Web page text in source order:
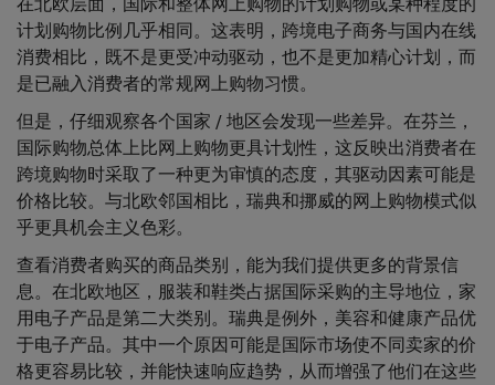
计划购物比例几乎相同。这表明，跨境电子商务与国内在线
消费相比，既不是更受冲动驱动，也不是更加精心计划，而
是已融入消费者的常规网上购物习惯。
但是，仔细观察各个国家 / 地区会发现一些差异。在芬兰，
国际购物总体上比网上购物更具计划性，这反映出消费者在
跨境购物时采取了一种更为审慎的态度，其驱动因素可能是
价格比较。与北欧邻国相比，瑞典和挪威的网上购物模式似
乎更具机会主义色彩。
查看消费者购买的商品类别，能为我们提供更多的背景信
息。在北欧地区，服装和鞋类占据国际采购的主导地位，家
用电子产品是第二大类别。瑞典是例外，美容和健康产品优
于电子产品。其中一个原因可能是国际市场使不同卖家的价
格更容易比较，并能快速响应趋势，从而增强了他们在这些